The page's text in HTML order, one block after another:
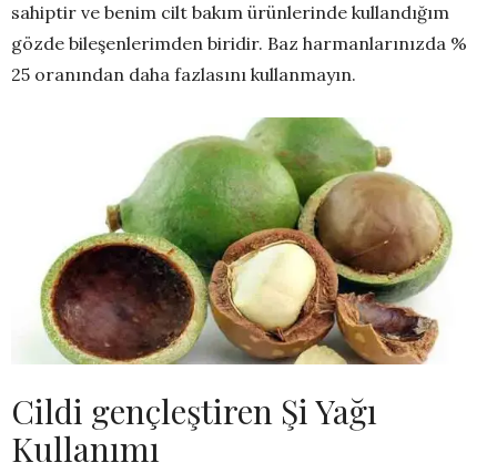
sahiptir ve benim cilt bakım ürünlerinde kullandığım
gözde bileşenlerimden biridir. Baz harmanlarınızda %
25 oranından daha fazlasını kullanmayın.
Cildi gençleştiren Şi Yağı
Kullanımı